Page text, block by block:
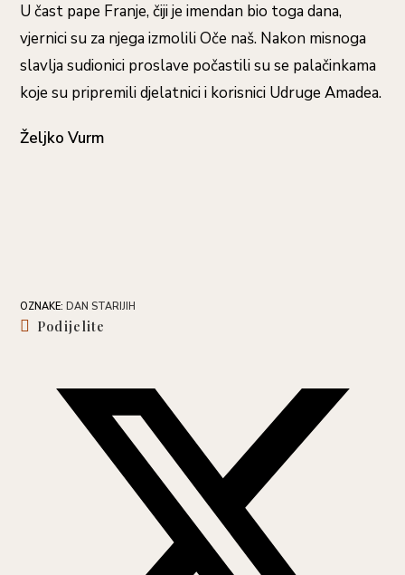
U čast pape Franje, čiji je imendan bio toga dana,
vjernici su za njega izmolili Oče naš. Nakon misnoga
slavlja sudionici proslave počastili su se palačinkama
koje su pripremili djelatnici i korisnici Udruge Amadea.
Željko Vurm
OZNAKE:DAN STARIJIH
Podijelite